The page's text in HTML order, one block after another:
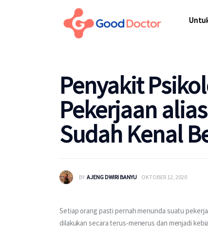
Penyakit
Pekerjaan
Sudah Kenal
BY AJENG DWIRI BANYU OKTOBER 12, 2020
Setiap orang pasti pernah menunda suatu
dilakukan secara terus-menerus dan menjadi